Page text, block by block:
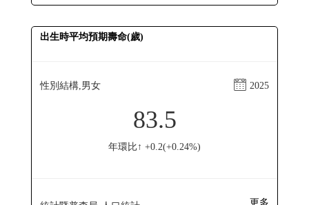
出生時平均預期壽命(歲)
性別結構,男女 2025
83.5
年環比↑ +0.2(+0.24%)
更多